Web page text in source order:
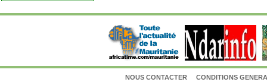
NOUS CONTACTER CONDITIONS